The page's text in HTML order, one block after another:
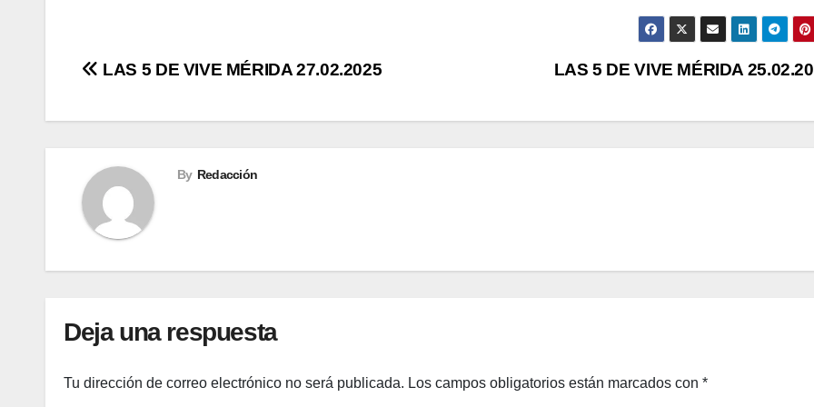
Navegación
de
LAS 5 DE VIVE MÉRIDA
LAS 5 DE VIVE MÉRIDA 27.02.2025
By Redacción
Deja una respuesta
Tu dirección de correo electrónico no será publicada. Los campos obligatorios están marcados con *